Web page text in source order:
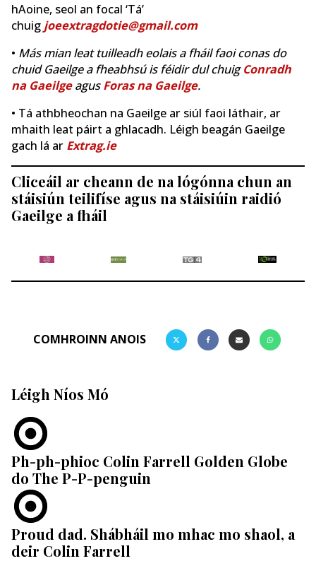
hAoine, seol an focal ‘Tá’
chuig joeextragdotie@gmail.com
• Más mian leat tuilleadh eolais a fháil faoi conas do
chuid Gaeilge a fheabhsú is féidir dul chuigConradh
na GaeilgeagusForas na Gaeilge.
• Tá athbheochan na Gaeilge ar siúl faoi láthair, ar
mhaith leat páirt a ghlacadh. Léigh beagán Gaeilge
gach lá ar Extrag.ie
Cliceáil ar cheann de na lógónna chun an
stáisiún teilifíse agus na stáisiúin raidió
Gaeilge a fháil
COMHROINN ANOIS
Léigh Níos Mó
Ph-ph-phioc Colin Farrell Golden Globe
do The P-P-penguin
Proud dad. Shábháil mo mhac mo shaol, a
deir Colin Farrell